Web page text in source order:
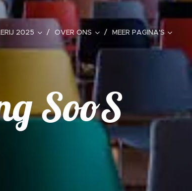
2025 OVER ONS MEER PAGINA'S
SooS